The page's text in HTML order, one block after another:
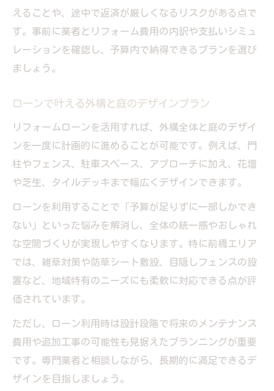
えることや、途中で返済が厳しくなるリスクがある点で
す。事前に業者とリフォーム費用の内訳や支払いシミュ
レーションを確認し、予算内で納得できるプランを選び
ましょう。
ローンで叶える外構と庭のデザインプラン
リフォームローンを活用すれば、外構全体と庭のデザイ
ンを一度に計画的に進めることが可能です。例えば、門
柱やフェンス、駐車スペース、アプローチに加え、花壇
や芝生、タイルデッキまで幅広くデザインできます。
ローンを利用することで「予算が足りずに一部しかでき
ない」といった悩みを解消し、全体の統一感やおしゃれ
な空間づくりが実現しやすくなります。特に前橋エリア
では、雑草対策や防草シート敷設、目隠しフェンスの設
置など、地域特有のニーズにも柔軟に対応できる点が評
価されています。
ただし、ローン利用時は設計段階で将来のメンテナンス
費用や追加工事の可能性も見据えたプランニングが重要
です。専門業者と相談しながら、長期的に満足できるデ
ザインを目指しましょう。